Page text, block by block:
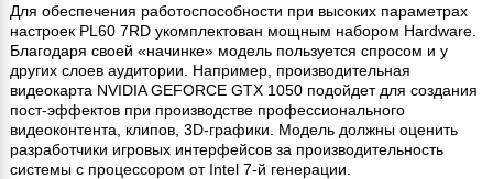
Для обеспечения работоспособности при высоких параметрах
настроек PL60 7RD укомплектован мощным набором Hardware.
Благодаря своей «начинке» модель пользуется спросом и у
других слоев аудитории. Например, производительная
видеокарта NVIDIA GEFORCE GTX 1050 подойдет для создания
пост-эффектов при производстве профессионального
видеоконтента, клипов, 3D-графики. Модель должны оценить
разработчики игровых интерфейсов за производительность
системы с процессором от Intel 7-й генерации.